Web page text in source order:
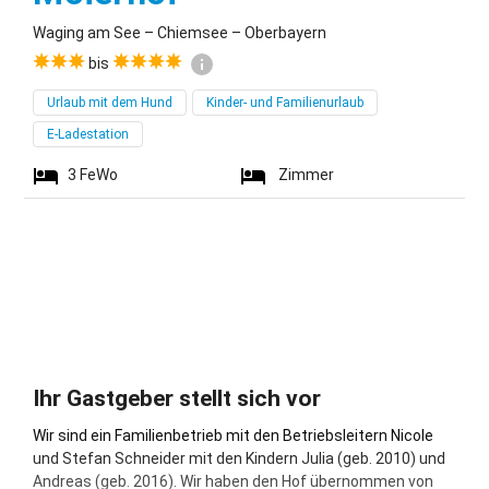
Waging am See – Chiemsee – Oberbayern
bis
Urlaub mit dem Hund Kinder- und Familienurlaub
E-Ladestation
3 FeWo Zimmer
Ihr Gastgeber stellt sich vor
Wir sind ein Familienbetrieb mit den Betriebsleitern Nicole
und Stefan Schneider mit den Kindern Julia (geb. 2010) und
Andreas (geb. 2016). Wir haben den Hof übernommen von